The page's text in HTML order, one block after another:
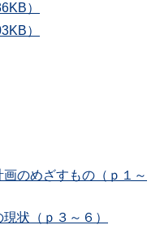
）
）
のめざすもの（ｐ１～
状（ｐ３～６）